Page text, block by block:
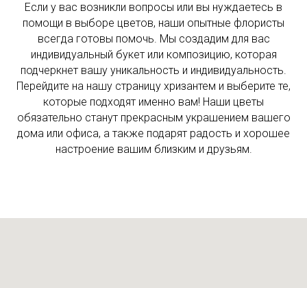
Если у вас возникли вопросы или вы нуждаетесь в
помощи в выборе цветов, наши опытные флористы
всегда готовы помочь. Мы создадим для вас
индивидуальный букет или композицию, которая
подчеркнет вашу уникальность и индивидуальность.
Перейдите на нашу страницу хризантем и выберите те,
которые подходят именно вам! Наши цветы
обязательно станут прекрасным украшением вашего
дома или офиса, а также подарят радость и хорошее
настроение вашим близким и друзьям.